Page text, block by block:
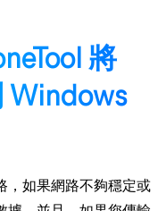
將
Windows
，如果網路不夠穩定或